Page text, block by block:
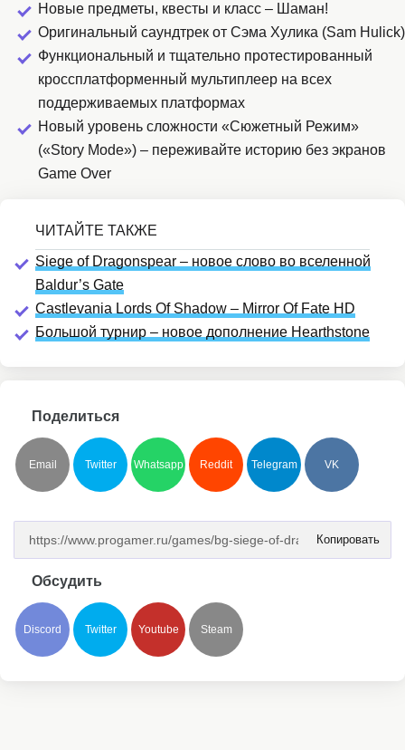
Новые предметы, квесты и класс – Шаман!
Оригинальный саундтрек от Сэма Хулика (Sam Hulick)
Функциональный и тщательно протестированный
кроссплатформенный мультиплеер на всех
поддерживаемых платформах
Новый уровень сложности «Сюжетный Режим»
(«Story Mode») – переживайте историю без экранов
Game Over
Siege of Dragonspear – новое слово во вселенной
Baldur’s Gate
Castlevania Lords Of Shadow – Mirror Of Fate HD
Большой турнир – новое дополнение Hearthstone
Поделиться
Email Twitter Whatsapp Reddit Telegram VK
Копировать
Обсудить
Discord Twitter Youtube Steam